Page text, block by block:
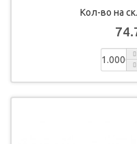
Кол-во на